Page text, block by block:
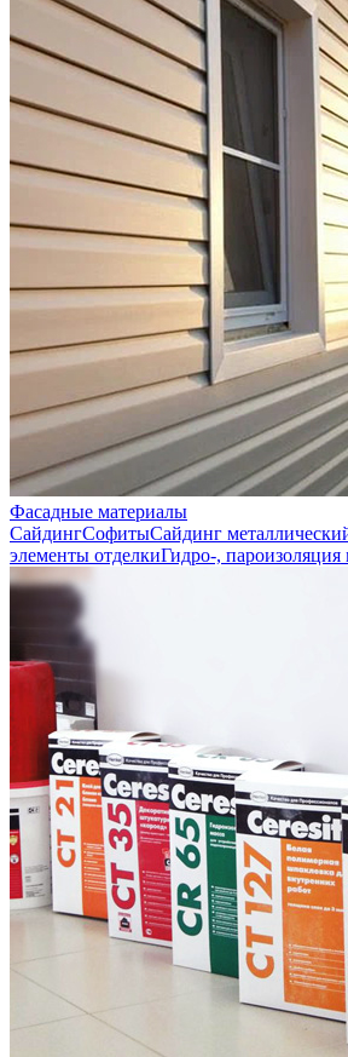
Фасадные материалы
СайдингСофитыСайдинг
элементы отделкиГидро-, пароизоляция